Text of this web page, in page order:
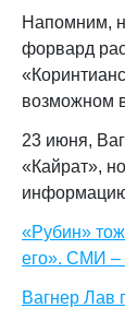
Напомним,
форвард
возможном
23 июня,
«Кайрат»,
«Рубин»
его». СМИ –
Вагнер Лав